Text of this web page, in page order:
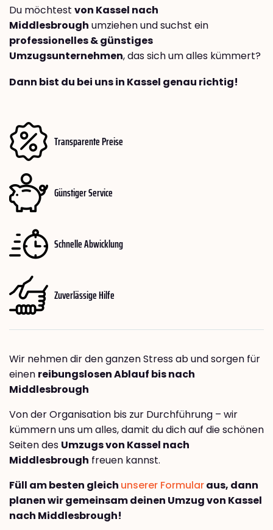
Du möchtest von Kassel nach
Middlesbrough umziehen und suchst ein
professionelles & günstiges
Umzugsunternehmen, das sich um alles kümmert?
Dann bist du bei uns in Kassel genau richtig!
Transparente Preise
Günstiger Service
Schnelle Abwicklung
Zuverlässige Hilfe
Wir nehmen dir den ganzen Stress ab und sorgen für
einen reibungslosen Ablauf bis nach
Middlesbrough
Von der Organisation bis zur Durchführung – wir
kümmern uns um alles, damit du dich auf die schönen
Seiten des Umzugs von Kassel nach
Middlesbrough freuen kannst.
Füll am besten gleich unserer Formularaus, dann
planen wir gemeinsam deinen Umzug von Kassel
nach Middlesbrough!